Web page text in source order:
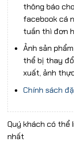
thông báo
facebook cá
tuần thì đơn
Ảnh sản
thể bị thay
xuất, ảnh
Chính sách
Quý khách có thể
nhất